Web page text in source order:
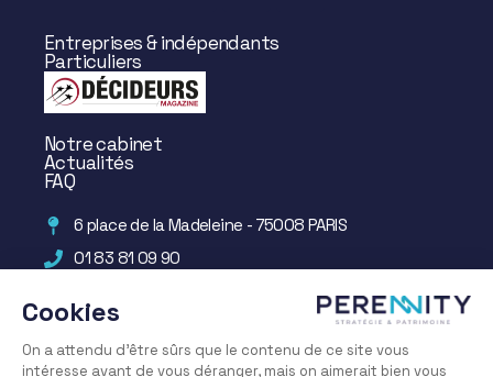
Entreprises & indépendants
Particuliers
Notre cabinet
Actualités
FAQ
6 place de la Madeleine - 75008 PARIS
01 83 81 09 90
Mentions légales Bloody Mary–Info